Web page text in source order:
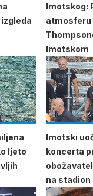
Imotskog:
atmosferu
Imotskom
ljeto
Imotski
koncerta
na stadion